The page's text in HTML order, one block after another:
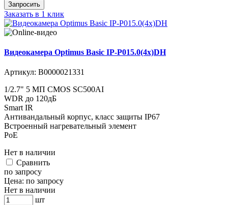
Запросить
Заказать в 1 клик
Видеокамера Optimus Basic IP-P015.0(4x)DH
Артикул: В0000021331
1/2.7" 5 МП CMOS SC500AI
WDR до 120дБ
Smart IR
Антивандальный корпус, класс защиты IР67
Встроенный нагревательный элемент
PoE
Нет в наличии
Cравнить
по запросу
Цена: по запросу
Нет в наличии
шт